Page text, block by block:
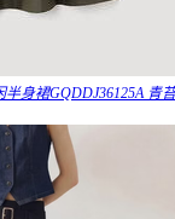
身裙GQDDJ36125A 青